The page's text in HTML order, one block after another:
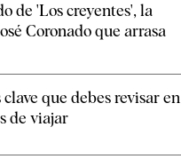
de 'Los creyentes', la
Coronado que arrasa
clave que debes revisar en
de viajar